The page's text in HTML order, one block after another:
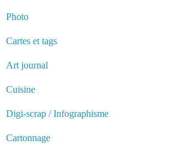
Photo
Cartes et tags
Art journal
Cuisine
Digi-scrap / Infographisme
Cartonnage